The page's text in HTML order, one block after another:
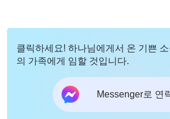
클릭하세요! 하나님에게서 온 기쁜
의 가족에게 임할 것입니다.
Messenger로 연